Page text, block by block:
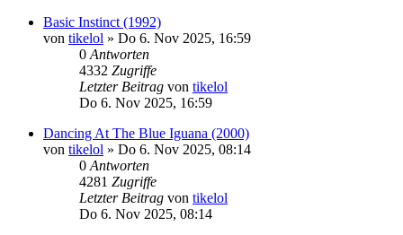
Basic Instinct (1992)
von tikelol » Do 6. Nov 2025, 16:59
0 Antworten
4332 Zugriffe
Letzter Beitrag von tikelol
Do 6. Nov 2025, 16:59
Dancing At The Blue Iguana (2000)
von tikelol » Do 6. Nov 2025, 08:14
0 Antworten
4281 Zugriffe
Letzter Beitrag von tikelol
Do 6. Nov 2025, 08:14